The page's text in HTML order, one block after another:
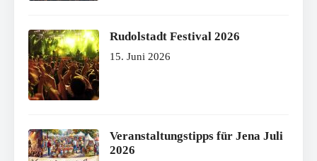
Rudolstadt Festival 2026
15. Juni 2026
Veranstaltungstipps für Jena Juli
2026